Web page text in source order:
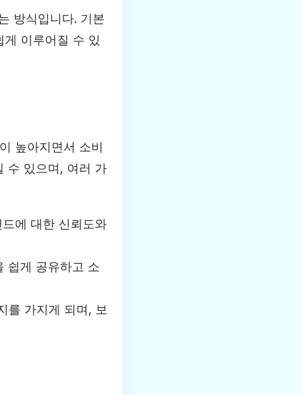
방식입니다. 기본
이루어질 수 있
높아지면서 소비
수 있으며, 여러 가
에 대한 신뢰도와
쉽게 공유하고 소
를 가지게 되며, 보